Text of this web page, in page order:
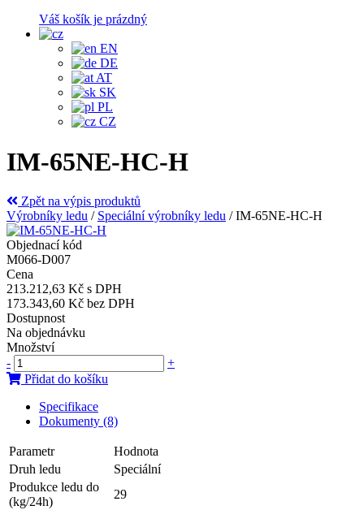
Váš košík je prázdný
EN
DE
AT
SK
PL
CZ
IM-65NE-HC-H
Zpět na výpis produktů
Výrobníky ledu / Speciální výrobníky ledu /IM-65NE-HC-H
Objednací kód
M066-D007
Cena
213.212,63 Kč s DPH
173.343,60 Kč bez DPH
Dostupnost
Na objednávku
Množství
-
+
Přidat do košíku
Specifikace
Dokumenty (8)
Parametr
Hodnota
Druh ledu
Speciální
Produkce ledu do
(kg/24h)
29